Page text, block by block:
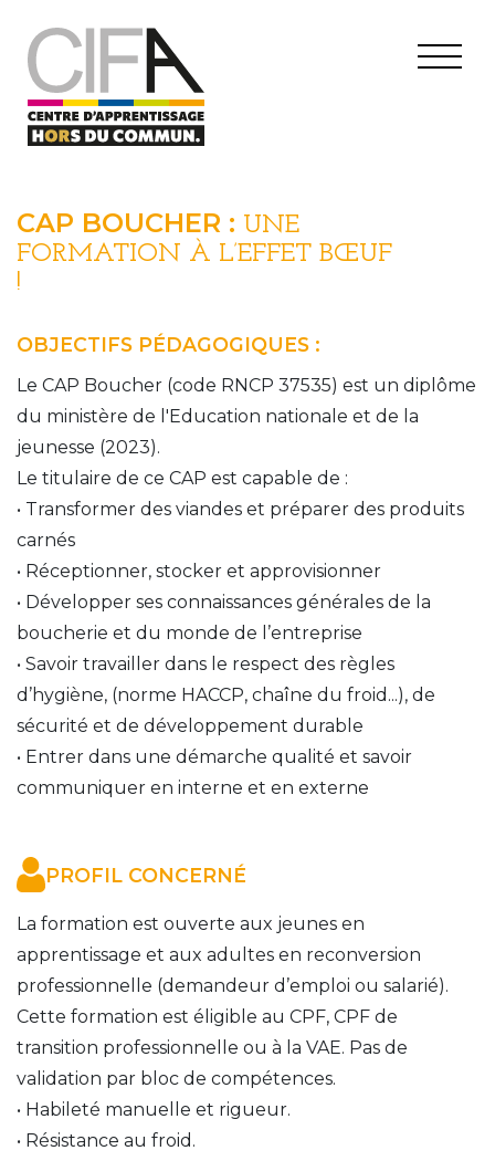
CAP BOUCHER : UNE
FORMATION À L’EFFET BŒUF
!
OBJECTIFS PÉDAGOGIQUES :
Le CAP Boucher (code RNCP 37535) est un diplôme
du ministère de l'Education nationale et de la
jeunesse (2023).
Le titulaire de ce CAP est capable de :
• Transformer des viandes et préparer des produits
carnés
• Réceptionner, stocker et approvisionner
• Développer ses connaissances générales de la
boucherie et du monde de l’entreprise
• Savoir travailler dans le respect des règles
d’hygiène, (norme HACCP, chaîne du froid...), de
sécurité et de développement durable
• Entrer dans une démarche qualité et savoir
communiquer en interne et en externe
PROFIL CONCERNÉ
La formation est ouverte aux jeunes en
apprentissage et aux adultes en reconversion
professionnelle (demandeur d’emploi ou salarié).
Cette formation est éligible au CPF, CPF de
transition professionnelle ou à la VAE. Pas de
validation par bloc de compétences.
• Habileté manuelle et rigueur.
• Résistance au froid.